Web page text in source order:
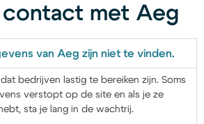
contact met Aeg
van Aeg zijn niet te vinden.
bedrijven lastig te bereiken zijn. Soms
verstopt op de site en als je ze
sta je lang in de wachtrij.